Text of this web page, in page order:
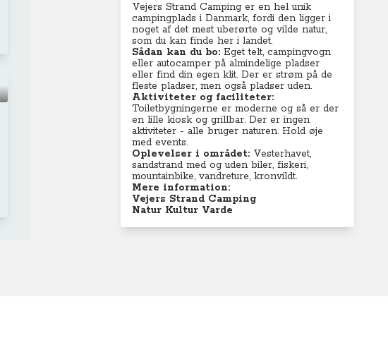
Vejers Strand Camping er en hel unik
campingplads i Danmark, fordi den ligger i
noget af det mest uberørte og vilde natur,
som du kan finde her i landet.
Sådan kan du bo: Eget telt, campingvogn
eller autocamper på almindelige pladser
eller find din egen klit. Der er strøm på de
fleste pladser, men også pladser uden.
Aktiviteter og faciliteter:
Toiletbygningerne er moderne og så er der
en lille kiosk og grillbar. Der er ingen
aktiviteter - alle bruger naturen. Hold øje
med events.
Oplevelser i området: Vesterhavet,
sandstrand med og uden biler, fiskeri,
mountainbike, vandreture, kronvildt.
Mere information:
Vejers Strand Camping
Natur Kultur Varde